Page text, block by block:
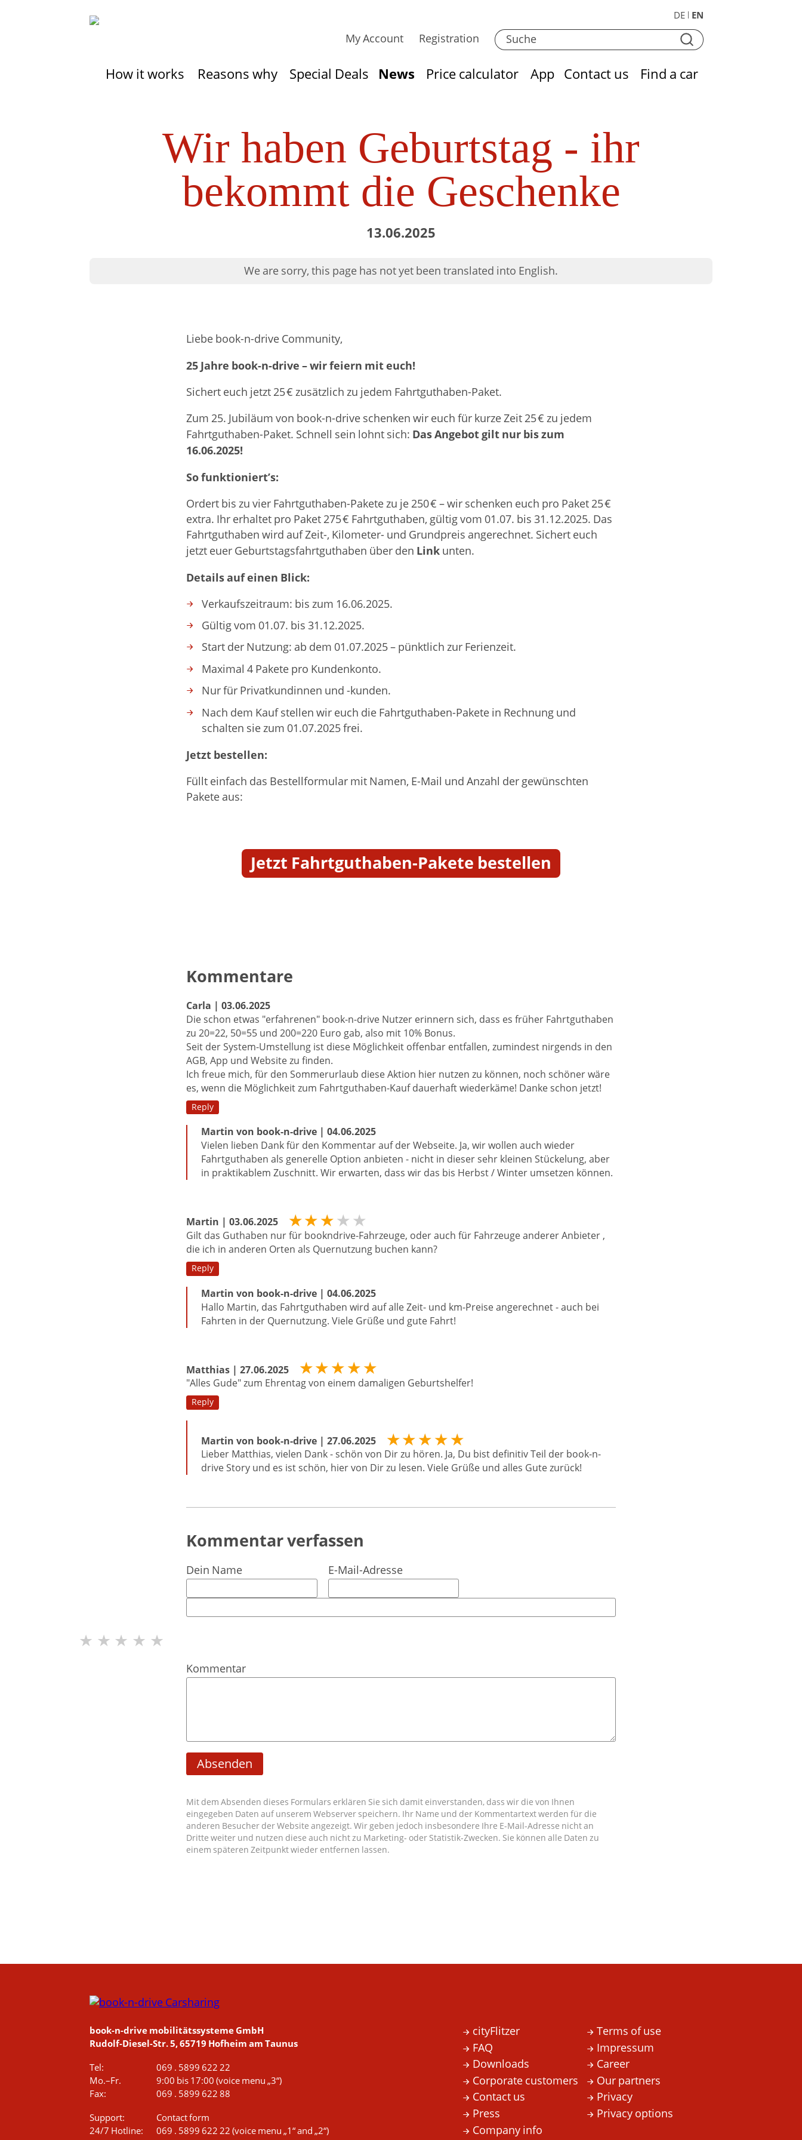
DE |EN
My Account Registration
How it works Reasons why Special Deals News Price calculator App Contact us Find a car
Wir haben Geburtstag - ihr
bekommt die Geschenke
13.06.2025
We are sorry, this page has not yet been translated into English.
Liebe book-n-drive Community,
25 Jahre book-n-drive – wir feiern mit euch!
Sichert euch jetzt 25 € zusätzlich zu jedem Fahrtguthaben-Paket.
Zum 25. Jubiläum von book-n-drive schenken wir euch für kurze Zeit 25 € zu jedem
Fahrtguthaben-Paket. Schnell sein lohnt sich: Das Angebot gilt nur bis zum
16.06.2025!
So funktioniert’s:
Ordert bis zu vier Fahrtguthaben-Pakete zu je 250 € – wir schenken euch pro Paket 25 €
extra. Ihr erhaltet pro Paket 275 € Fahrtguthaben, gültig vom 01.07. bis 31.12.2025. Das
Fahrtguthaben wird auf Zeit-, Kilometer- und Grundpreis angerechnet. Sichert euch
jetzt euer Geburtstagsfahrtguthaben über den Link unten.
Details auf einen Blick:
Verkaufszeitraum: bis zum 16.06.2025.
Gültig vom 01.07. bis 31.12.2025.
Start der Nutzung: ab dem 01.07.2025 – pünktlich zur Ferienzeit.
Maximal 4 Pakete pro Kundenkonto.
Nur für Privatkundinnen und -kunden.
Nach dem Kauf stellen wir euch die Fahrtguthaben-Pakete in Rechnung und
schalten sie zum 01.07.2025 frei.
Jetzt bestellen:
Füllt einfach das Bestellformular mit Namen, E-Mail und Anzahl der gewünschten
Pakete aus:
Jetzt Fahrtguthaben-Pakete bestellen
Kommentare
Carla | 03.06.2025
Die schon etwas "erfahrenen" book-n-drive Nutzer erinnern sich, dass es früher Fahrtguthaben
zu 20=22, 50=55 und 200=220 Euro gab, also mit 10% Bonus.
Seit der System-Umstellung ist diese Möglichkeit offenbar entfallen, zumindest nirgends in den
AGB, App und Website zu finden.
Ich freue mich, für den Sommerurlaub diese Aktion hier nutzen zu können, noch schöner wäre
es, wenn die Möglichkeit zum Fahrtguthaben-Kauf dauerhaft wiederkäme! Danke schon jetzt!
Reply
Martin von book-n-drive | 04.06.2025
Vielen lieben Dank für den Kommentar auf der Webseite. Ja, wir wollen auch wieder
Fahrtguthaben als generelle Option anbieten - nicht in dieser sehr kleinen Stückelung, aber
in praktikablem Zuschnitt. Wir erwarten, dass wir das bis Herbst / Winter umsetzen können.
Martin | 03.06.2025 ★ ★ ★ ★ ★
Gilt das Guthaben nur für bookndrive-Fahrzeuge, oder auch für Fahrzeuge anderer Anbieter ,
die ich in anderen Orten als Quernutzung buchen kann?
Reply
Martin von book-n-drive | 04.06.2025
Hallo Martin, das Fahrtguthaben wird auf alle Zeit- und km-Preise angerechnet - auch bei
Fahrten in der Quernutzung. Viele Grüße und gute Fahrt!
Matthias | 27.06.2025 ★ ★ ★ ★ ★
"Alles Gude" zum Ehrentag von einem damaligen Geburtshelfer!
Reply
Martin von book-n-drive | 27.06.2025 ★ ★ ★ ★ ★
Lieber Matthias, vielen Dank - schön von Dir zu hören. Ja, Du bist definitiv Teil der book-n-
drive Story und es ist schön, hier von Dir zu lesen. Viele Grüße und alles Gute zurück!
Kommentar verfassen
Dein Name E-Mail-Adresse
★ ★ ★ ★ ★
Kommentar
Absenden
Mit dem Absenden dieses Formulars erklären Sie sich damit einverstanden, dass wir die von Ihnen
eingegeben Daten auf unserem Webserver speichern. Ihr Name und der Kommentartext werden für die
anderen Besucher der Website angezeigt. Wir geben jedoch insbesondere Ihre E-Mail-Adresse nicht an
Dritte weiter und nutzen diese auch nicht zu Marketing- oder Statistik-Zwecken. Sie können alle Daten zu
einem späteren Zeitpunkt wieder entfernen lassen.
book-n-drive mobilitätssysteme GmbH
Rudolf-Diesel-Str. 5, 65719 Hofheim am Taunus
Tel:
069 . 5899 622 22
Mo.–Fr.
9:00 bis 17:00 (voice menu „3“)
Fax:
069 . 5899 622 88
Support:
Contact form
24/7 Hotline:
069 . 5899 622 22 (voice menu „1“ and „2“)
cityFlitzer
FAQ
Downloads
Corporate customers
Contact us
Press
Company info
Terms of use
Impressum
Career
Our partners
Privacy
Privacy options